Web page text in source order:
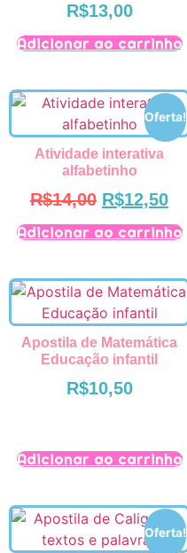
R$13,00
Adicionar ao carrinho
Oferta!
Atividade interativa
alfabetinho
R$14,00 R$12,50
Adicionar ao carrinho
Apostila de Matemática
Educação infantil
R$10,50
Adicionar ao carrinho
Oferta!